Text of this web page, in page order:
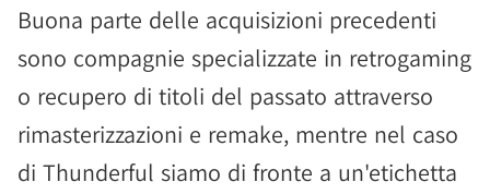
Buona parte delle acquisizioni precedenti
sono compagnie specializzate in retrogaming
o recupero di titoli del passato attraverso
rimasterizzazioni e remake, mentre nel caso
di Thunderful siamo di fronte a un'etichetta